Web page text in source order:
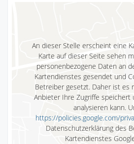
An dieser Stelle erscheint eine
Karte auf dieser Seite sehen
personenbezogene Daten an
Kartendienstes gesendet und
Betreiber gesetzt. Daher ist es
Anbieter Ihre Zugriffe speichert
analysieren kann.
https://policies.google.com/
Datenschutzerklärung des
Kartendienstes